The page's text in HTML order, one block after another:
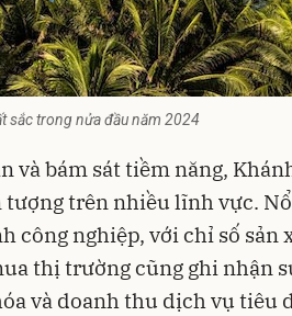
sắc trong nửa đầu năm 2024
và bám sát tiềm năng,
trên nhiều lĩnh vực.
công nghiệp, với chỉ số sản
thị trường cũng ghi nhận
và doanh thu dịch vụ tiêu